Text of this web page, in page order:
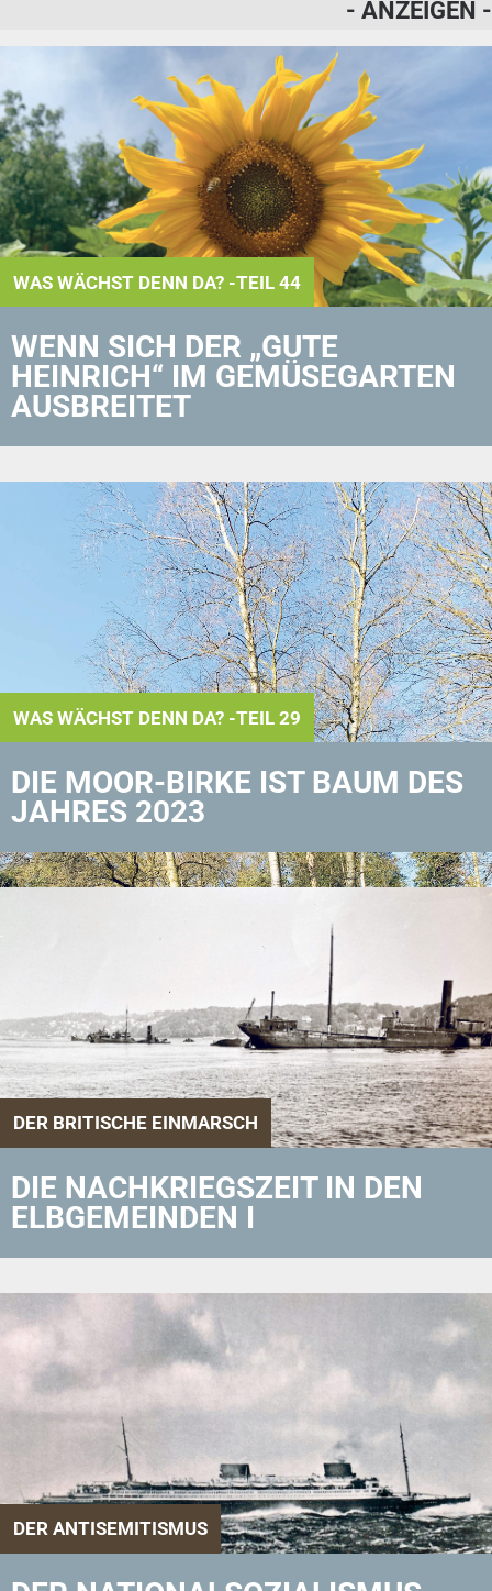
- ANZEIGEN -
WAS WÄCHST DENN DA? -TEIL 44
WENN SICH DER „GUTE
HEINRICH“ IM GEMÜSEGARTEN
AUSBREITET
WAS WÄCHST DENN DA? -TEIL 29
DIE MOOR-BIRKE IST BAUM DES
JAHRES 2023
DER BRITISCHE EINMARSCH
DIE NACHKRIEGSZEIT IN DEN
ELBGEMEINDEN I
DER ANTISEMITISMUS